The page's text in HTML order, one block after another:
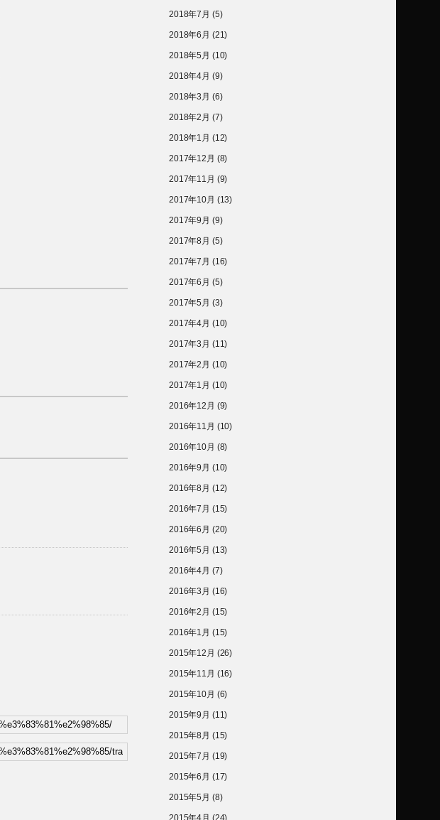
2018年7月 (5)
2018年6月 (21)
2018年5月 (10)
2018年4月 (9)
2018年3月 (6)
2018年2月 (7)
2018年1月 (12)
2017年12月 (8)
2017年11月 (9)
2017年10月 (13)
2017年9月 (9)
2017年8月 (5)
2017年7月 (16)
2017年6月 (5)
2017年5月 (3)
2017年4月 (10)
2017年3月 (11)
2017年2月 (10)
2017年1月 (10)
2016年12月 (9)
2016年11月 (10)
2016年10月 (8)
2016年9月 (10)
2016年8月 (12)
2016年7月 (15)
2016年6月 (20)
2016年5月 (13)
2016年4月 (7)
2016年3月 (16)
2016年2月 (15)
2016年1月 (15)
2015年12月 (26)
2015年11月 (16)
2015年10月 (6)
2015年9月 (11)
2015年8月 (15)
2015年7月 (19)
2015年6月 (17)
2015年5月 (8)
2015年4月 (24)